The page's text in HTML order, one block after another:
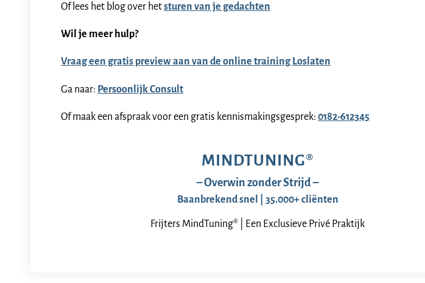
Of lees het blog over hetsturen van je gedachten
Wil je meer hulp?
Vraag een gratis preview aan van de online training Loslaten
Ga naar: Persoonlijk Consult
Of maak een afspraak voor een gratis kennismakingsgesprek: 0182-612345
MINDTUNING®
– Overwin zonder Strijd –
Baanbrekend snel | 35.000+ cliënten
Frijters MindTuning® | Een Exclusieve Privé Praktijk